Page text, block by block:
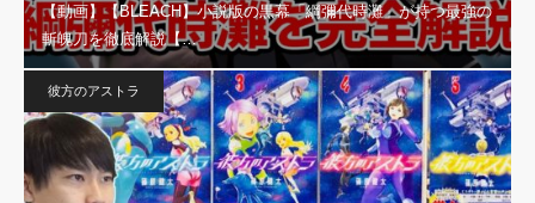
【動画】【BLEACH】小説版の黒幕「綱彌代時灘」が持つ最強の
斬魄刀を徹底解説【…
彼方のアストラ